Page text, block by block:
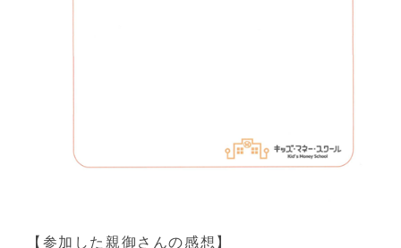
【参加した親御さんの感想】